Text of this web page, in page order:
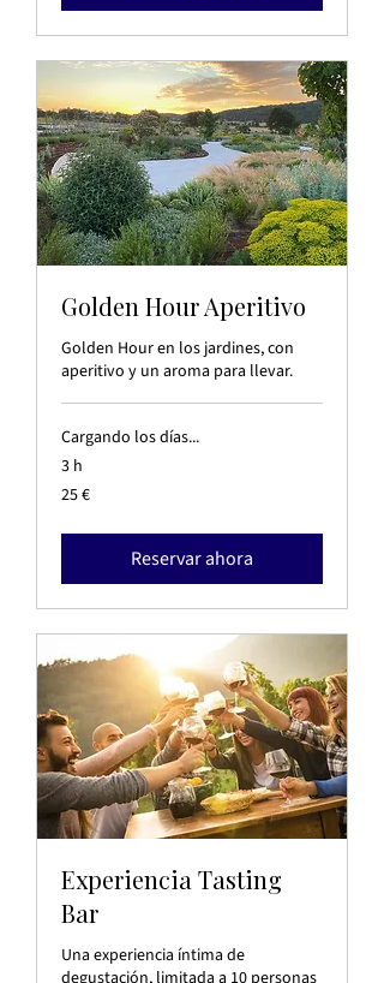
Golden Hour Aperitivo
Golden Hour en los jardines, con
aperitivo y un aroma para llevar.
Cargando los días...
3 h
25
euros
25 €
Reservar ahora
Experiencia Tasting
Bar
Una experiencia íntima de